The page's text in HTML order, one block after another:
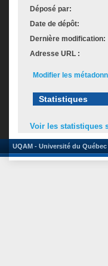
Déposé par:
Date de dépôt:
Dernière modification:
Adresse URL :
Modifier les
Statistiques
Voir les statistiques
UQAM - Université du